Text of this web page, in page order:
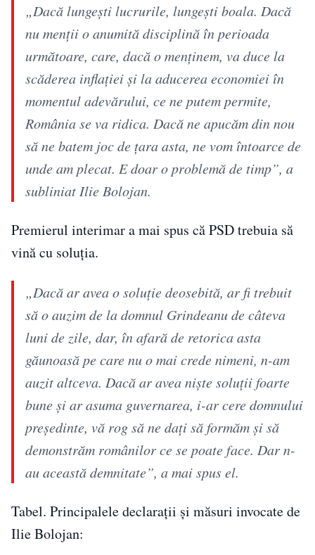
„Dacă lungeşti lucrurile, lungeşti boala. Dacă
nu menţii o anumită disciplină în perioada
următoare, care, dacă o menţinem, va duce la
scăderea inflaţiei şi la aducerea economiei în
momentul adevărului, ce ne putem permite,
România se va ridica. Dacă ne apucăm din nou
să ne batem joc de ţara asta, ne vom întoarce de
unde am plecat. E doar o problemă de timp”, a
subliniat Ilie Bolojan.
Premierul interimar a mai spus că PSD trebuia să
vină cu soluţia.
„Dacă ar avea o soluţie deosebită, ar fi trebuit
să o auzim de la domnul Grindeanu de câteva
luni de zile, dar, în afară de retorica asta
găunoasă pe care nu o mai crede nimeni, n-am
auzit altceva. Dacă ar avea nişte soluţii foarte
bune şi ar asuma guvernarea, i-ar cere domnului
preşedinte, vă rog să ne daţi să formăm şi să
demonstrăm românilor ce se poate face. Dar n-
au această demnitate”, a mai spus el.
Tabel. Principalele declarații și măsuri invocate de
Ilie Bolojan: